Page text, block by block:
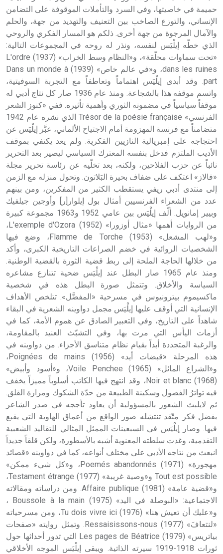
حميمة في خاصيتها، وفي السرد والتأملات الموقوفة على التضامن
الإنساني، والتوزع الصاخب بين التعنيف والتهديد من جهة، والحلم
والآمال المرجوة من جهة أخرى. ذلكم هو المسار الفكري والروحي
الذي خطّه إيلْيَس لنفسه، ونذر له روحه في المجموعات التالية:
«تحت سماوات محلّقة»، و«النظام وسط الخراب» (1937) L'ordre
dans les ruines، و«في عالم خاص» (1939) Dans un monde à
part. وقد أبدى إيلْيَس اهتماماً وتعاطفاً مع التجربة السوفيتية،
واتسم موقفه هذا بالشجاعة. ومنذ عام 1936 صار كل نتاج أدبي له
موقفاً سياسياً في مضمونه الثوري وأهمية تأثيره. ففي «كنوز الشعر
الفرنسي» Trésor de la poésie française الذي نشره عام 1942
متضامناً مع فرنسة المهزومة أمام الاجتياح الألماني، عبَّر إيلْيَس عن
احتجاجه على إمبريالية النازيين الفكرية. ولم يعد يكتفي بموقف
الأديب الملتزم فدخل بنفسه المعترك السياسي ليصير بعد التحرير
نائباً عن حزب الفلاحين، ولكنه، بعد تخلّيه عن رئاسة تحرير مجلة
«فالاز» اعتكف على ضفاف بحيرة البَلاتون. وتحول منزله مع الزمن
إلى منتدى أدبي ريفي يستقطب الكثير من المفكرين، ومن بينهم
عدد من الشعراء الفرنسيين أمثال بول إيلوار[ر] وأوجين جيلفيك
وبيير إمانويل. ألّف إيلْيَس بين عامي 1952 و1963 مجموعة كبيرة
من الروايات أهمها «مثال أوزورا» (1952) L'exemple d'Ozora،
و«لهب المشعل» (1953) Flamme de Torche، وضع فيها
الشخصيات الروائية في خضم الصراعات التاريخية الكبرى، وأكد
من خلالها الحاجة الملحة إلى ربط قضية الثورة بالقضية الوطنية.
ومنذ عام 1965 صار البطل عند إيلْيَس ضحية تتنازع مشاعره
السياسة والأخلاق. وتتمثل صورة البطل هذه في شخصية
ماكسيموم بيترونيوس في مسرحية «المفضَّل». تتلخص الأهداف
الإنسانية التي أوقف عليها إيلْيَس مجمل دواوينه الشعرية في البقاء
شاهداً على التاريخ، وفي التعبير الصادق عن هموم الأمة، كما في
أزمات اليأس التي مرت بها، وفي التشبّث العنيد بالمقاومة،
والرغبة المتجددة أبداً بقيام نظام متناسق الأجزاء. من دواوينه في
هذه المرحلة «قبضات أيد» (1956) Poignées de mains،
و«الشراع المائل» (1965) Voile Penchee، و«أسود وأبيض»
(1968) Noir et blanc، وقد انتهج فيها الكاتب أسلوباً مميزاً يخفف
فيه تواترُ الفصول وسكينة الطبيعة من حدّة الشكوك ومرارة القلق.
ثم لايلبث الشعور بالمسؤولية أن يعاود تأججه في صدر الشاعر
بفضل فكر متّقد تنتشله صور الواقع من أعماق الهاوية التي يقبع
فيها. وصار إيلْيَس في السبعينات الممثل المثالي للتقاليد الشعبية
التقدمية، وغدت سلطته المعنوية أشبه بالأسطورة، ولكن قلقاً جديداً
انبعث من نتاجه الأدبي على مختلف أنواعه، كما في دواوينه «قصائد
مهجورة» (1971) Poemés abandonnés، و«كل شيء ممكن»
Tout est possible و«وصية غريبة» (1977) Testament étrange،
و«قضية عامة» (1981) Affaire publique. ومن دراساته ومقالاته
الاجتماعية: «البوصلة في اليد» (1975) Boussole à la main ،
و«عليك أن تعيش هنا» (1976) Tu dois vivre ici، ومن مسرحياته
«لنتعافَ» (1977) Ressaisissons-nous. وتمثل روايته «صفحات
بياتريس» (1979) Les pages de Béatrice التي تدور أحداثها حول
ثورات 1918-1919 سيرته الذاتية. ويبقى إيلْيَس الموجه الأخلاقي